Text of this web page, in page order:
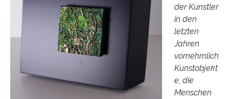
der Künstler
in den
letzten
Jahren
vornehmlich
Kunstobjekt
e, die
Menschen